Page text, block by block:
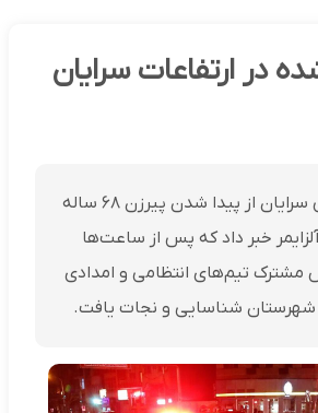
در ارتفاعات سرایان
جانشین انتظامی سرایان از پیدا شدن پیرزن ۶۸ ساله
خبر داد که پس از ساعت‌ها
مشترک تیم‌های انتظامی و امدادی
شهرستان شناسایی و نجات یافت.